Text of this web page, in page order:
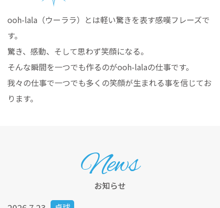
ooh-lala（ウーララ）とは軽い驚きを表す感嘆フレーズで
す。
驚き、感動、そして思わず笑顔になる。
そんな瞬間を一つでも作るのがooh-lalaの仕事です。
我々の仕事で一つでも多くの笑顔が生まれる事を信じてお
ります。
News
お知らせ